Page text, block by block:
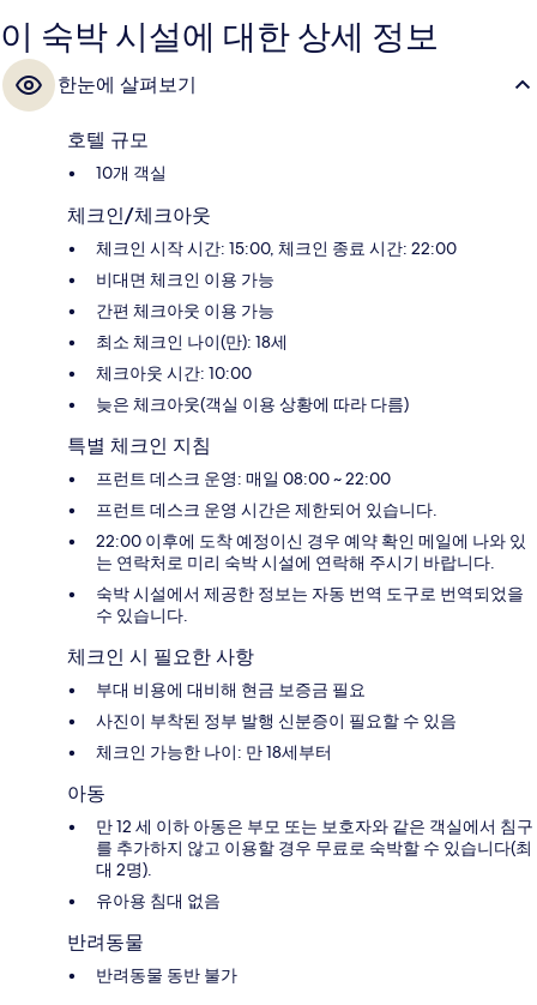
이 숙박 시설에 대한 상세 정보
한눈에 살펴보기
호텔 규모
10개 객실
체크인/체크아웃
체크인 시작 시간: 15:00, 체크인 종료 시간: 22:00
비대면 체크인 이용 가능
간편 체크아웃 이용 가능
최소 체크인 나이(만): 18세
체크아웃 시간: 10:00
늦은 체크아웃(객실 이용 상황에 따라 다름)
특별 체크인 지침
프런트 데스크 운영: 매일 08:00 ~ 22:00
프런트 데스크 운영 시간은 제한되어 있습니다.
22:00 이후에 도착 예정이신 경우 예약 확인 메일에 나와 있
는 연락처로 미리 숙박 시설에 연락해 주시기 바랍니다.
숙박 시설에서 제공한 정보는 자동 번역 도구로 번역되었을
수 있습니다.
체크인 시 필요한 사항
부대 비용에 대비해 현금 보증금 필요
사진이 부착된 정부 발행 신분증이 필요할 수 있음
체크인 가능한 나이: 만 18세부터
아동
만 12 세 이하 아동은 부모 또는 보호자와 같은 객실에서 침구
를 추가하지 않고 이용할 경우 무료로 숙박할 수 있습니다(최
대 2명).
유아용 침대 없음
반려동물
반려동물 동반 불가